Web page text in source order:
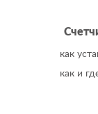
как
как и